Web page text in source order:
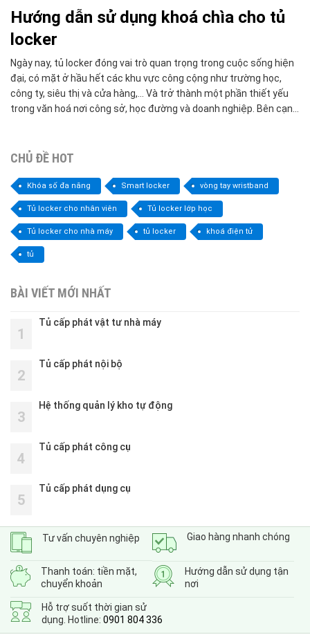
Hướng dẫn sử dụng khoá chìa cho tủ
locker
Ngày nay, tủ locker đóng vai trò quan trọng trong cuộc sống hiện
đại, có mặt ở hầu hết các khu vực công cộng như trường học,
công ty, siêu thị và cửa hàng,… Và trở thành một phần thiết yếu
trong văn hoá nơi công sở, học đường và doanh nghiệp. Bên cạnh
CHỦ ĐỀ HOT
Khóa số đa năng Smart locker vòng tay wristband
Tủ locker cho nhân viên Tủ locker lớp học
Tủ locker cho nhà máy tủ locker khoá điện tử
tủ
BÀI VIẾT MỚI NHẤT
1
Tủ cấp phát vật tư nhà máy
2
Tủ cấp phát nội bộ
3
Hệ thống quản lý kho tự động
4
Tủ cấp phát công cụ
5
Tủ cấp phát dụng cụ
Tư vấn chuyên nghiệp Giao hàng nhanh chóng
Thanh toán: tiền mặt,
chuyển khoản
Hướng dẫn sử dụng tận
nơi
Hỗ trợ suốt thời gian sử
dụng. Hotline: 0901 804 336